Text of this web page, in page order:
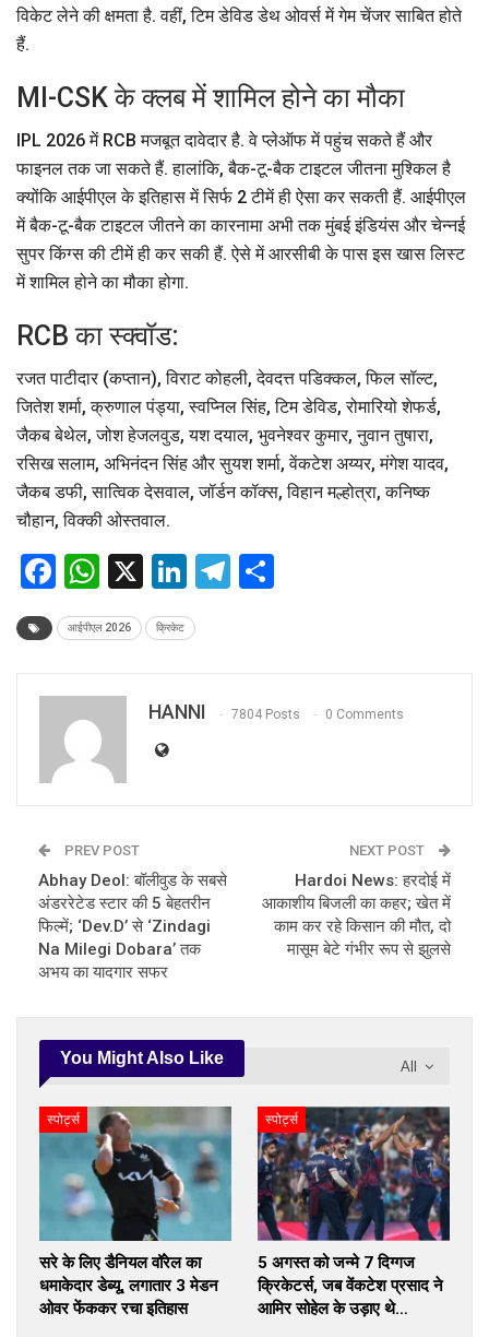
विकेट लेने की क्षमता है. वहीं, टिम डेविड डेथ ओवर्स में गेम चेंजर साबित होते
हैं.
MI-CSK के क्लब में शामिल होने का मौका
IPL 2026 में RCB मजबूत दावेदार है. वे प्लेऑफ में पहुंच सकते हैं और
फाइनल तक जा सकते हैं. हालांकि, बैक-टू-बैक टाइटल जीतना मुश्किल है
क्योंकि आईपीएल के इतिहास में सिर्फ 2 टीमें ही ऐसा कर सकती हैं. आईपीएल
में बैक-टू-बैक टाइटल जीतने का कारनामा अभी तक मुंबई इंडियंस और चेन्नई
सुपर किंग्स की टीमें ही कर सकी हैं. ऐसे में आरसीबी के पास इस खास लिस्ट
में शामिल होने का मौका होगा.
RCB का स्क्वॉड:
रजत पाटीदार (कप्तान), विराट कोहली, देवदत्त पडिक्कल, फिल सॉल्ट,
जितेश शर्मा, क्रुणाल पंड्या, स्वप्निल सिंह, टिम डेविड, रोमारियो शेफर्ड,
जैकब बेथेल, जोश हेजलवुड, यश दयाल, भुवनेश्वर कुमार, नुवान तुषारा,
रसिख सलाम, अभिनंदन सिंह और सुयश शर्मा, वेंकटेश अय्यर, मंगेश यादव,
जैकब डफी, सात्विक देसवाल, जॉर्डन कॉक्स, विहान मल्होत्रा, कनिष्क
चौहान, विक्की ओस्तवाल.
Facebook
WhatsApp
X LinkedIn
Telegram
आईपीएल 2026 क्रिकेट
HANNI 7804 Posts 0 Comments
PREV POST
Abhay Deol: बॉलीवुड के सबसे
अंडररेटेड स्टार की 5 बेहतरीन
फिल्में; ‘Dev.D’ से ‘Zindagi
Na Milegi Dobara’ तक
अभय का यादगार सफर
NEXT POST
Hardoi News: हरदोई में
आकाशीय बिजली का कहर; खेत में
काम कर रहे किसान की मौत, दो
मासूम बेटे गंभीर रूप से झुलसे
All
You Might Also Like
स्पोर्ट्स
सरे के लिए डैनियल वॉरेल का
धमाकेदार डेब्यू, लगातार 3 मेडन
ओवर फेंककर रचा इतिहास
स्पोर्ट्स
5 अगस्त को जन्मे 7 दिग्गज
क्रिकेटर्स, जब वेंकटेश प्रसाद ने
आमिर सोहेल के उड़ाए थे…